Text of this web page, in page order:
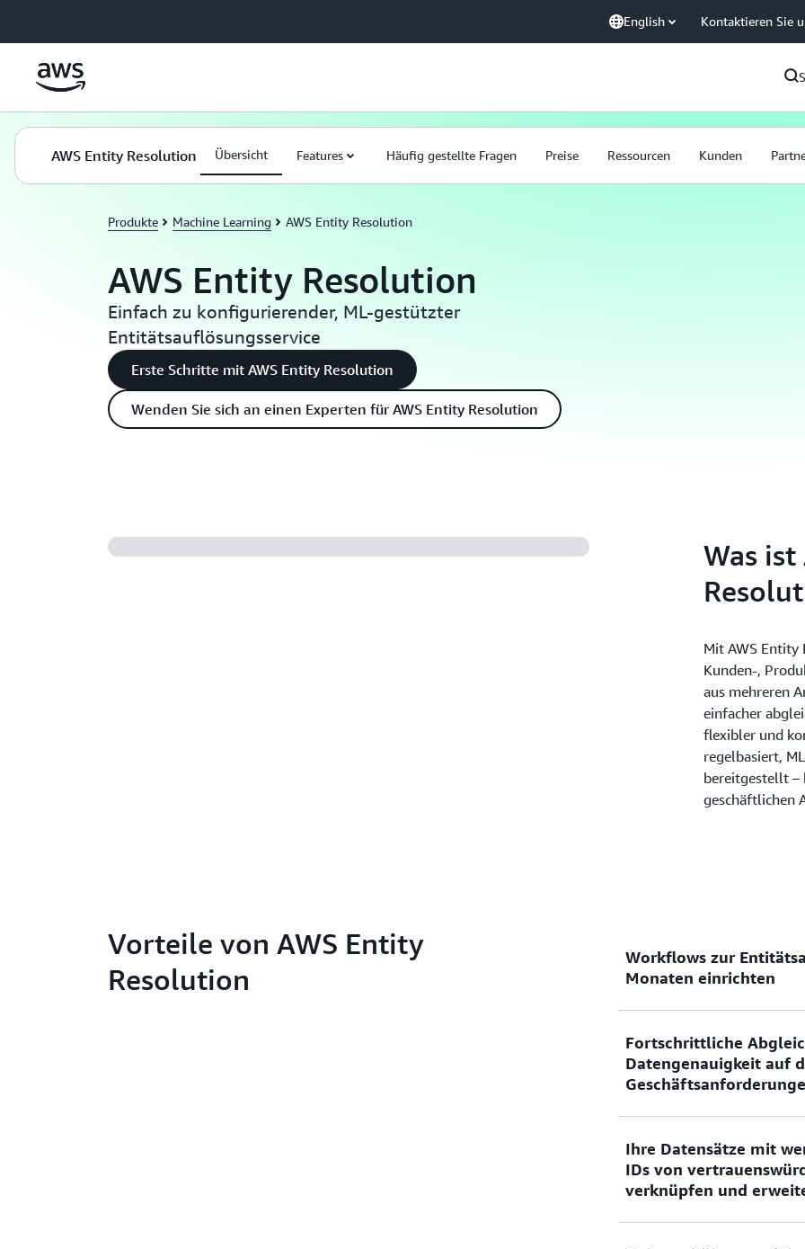
English Kontaktieren Sie
AWS Entity Resolution Übersicht Features Häufig gestellte Fragen Preise Ressourcen Kunden
Produkte Machine Learning AWS Entity Resolution
AWS Entity Resolution
Einfach zu konfigurierender, ML-gestützter
Entitätsauflösungsservice
Erste Schritte mit AWS Entity Resolution
Wenden Sie sich an einen Experten für AWS Entity Resolution
Was
Mit AWS Entity
Kunden-,
aus mehreren
einfacher
flexibler und
regelbasiert,
bereitgestellt –
geschäftlichen
Vorteile von AWS Entity
Resolution
Workflows zur
Monaten einrichten
schneller, ohne komplexe
verwalten zu müssen.
Fortschrittliche
Datengenauigkeit auf
Verwenden Sie flexible,
Machine Learning und
Datensatzabgleich auf der
Ihre Datensätze mit
IDs von
verknüpfen und